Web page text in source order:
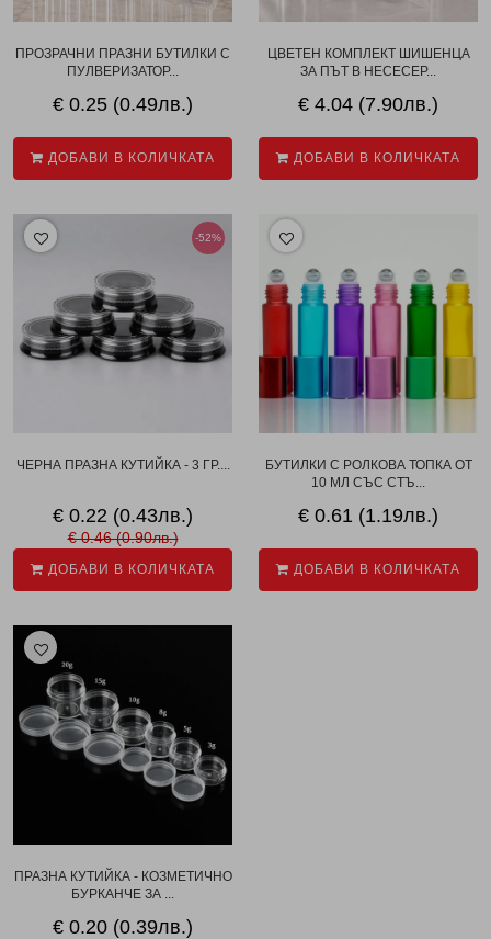
ПРОЗРАЧНИ ПРАЗНИ БУТИЛКИ С
ПУЛВЕРИЗАТОР...
€ 0.25 (0.49лв.)
ДОБАВИ В КОЛИЧКАТА
ЦВЕТЕН КОМПЛЕКТ ШИШЕНЦА
ЗА ПЪТ В НЕСЕСЕР...
€ 4.04 (7.90лв.)
ДОБАВИ В КОЛИЧКАТА
-52%
ЧЕРНА ПРАЗНА КУТИЙКА - 3 ГР....
€ 0.22 (0.43лв.)
€ 0.46 (0.90лв.)
ДОБАВИ В КОЛИЧКАТА
БУТИЛКИ С РОЛКОВА ТОПКА ОТ
10 МЛ СЪС СТЪ...
€ 0.61 (1.19лв.)
ДОБАВИ В КОЛИЧКАТА
ПРАЗНА КУТИЙКА - КОЗМЕТИЧНО
БУРКАНЧЕ ЗА ...
€ 0.20 (0.39лв.)